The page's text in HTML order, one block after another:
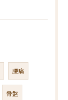
腰痛
骨盤